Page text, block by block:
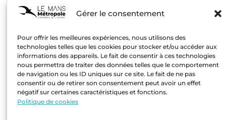
Gérer le consentement
Pour offrir les meilleures expériences, nous utilisons des
technologies telles que les cookies pour stocker et/ou accéder aux
informations des appareils. Le fait de consentir à ces technologies
nous permettra de traiter des données telles que le comportement
de navigation ou les ID uniques sur ce site. Le fait de ne pas
consentir ou de retirer son consentement peut avoir un effet
négatif sur certaines caractéristiques et fonctions.
Politique de cookies
Actua
Mentions